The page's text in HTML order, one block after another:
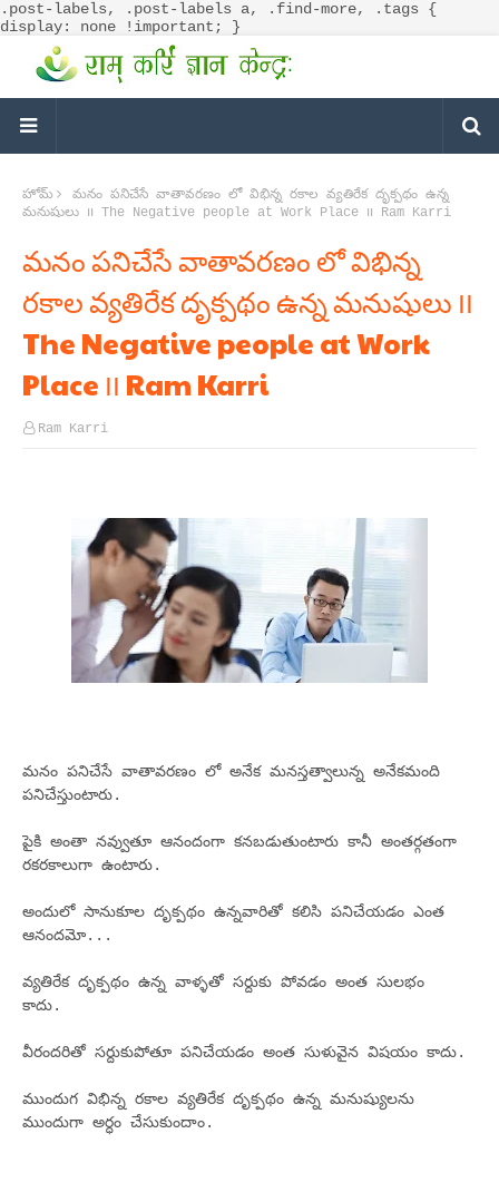
.post-labels, .post-labels a, .find-more, .tags {
display: none !important; }
హోమ్
మనం పనిచేసే వాతావరణం లో విభిన్న రకాల వ్యతిరేక దృక్పథం ఉన్న
మనుషులు ౹౹ The Negative people at Work Place ౹౹ Ram Karri
మనం పనిచేసే వాతావరణం లో విభిన్న
రకాల వ్యతిరేక దృక్పథం ఉన్న మనుషులు ౹౹
The Negative people at Work
Place ౹౹ Ram Karri
Ram Karri
మనం పనిచేసే వాతావరణం లో అనేక మనస్తత్వాలున్న అనేకమంది
పనిచేస్తుంటారు.
పైకి అంతా నవ్వుతూ ఆనందంగా కనబడుతుంటారు కానీ అంతర్గతంగా
రకరకాలుగా ఉంటారు.
అందులో సానుకూల దృక్పథం ఉన్నవారితో కలిసి పనిచేయడం ఎంత
ఆనందమో...
వ్యతిరేక దృక్పథం ఉన్న వాళ్ళతో సర్దుకు పోవడం అంత సులభం
కాదు.
వీరందరితో సర్దుకుపోతూ పనిచేయడం అంత సుళువైన విషయం కాదు.
ముందుగ విభిన్న రకాల వ్యతిరేక దృక్పథం ఉన్న మనుష్యులను
ముందుగా అర్ధం చేసుకుందాం.